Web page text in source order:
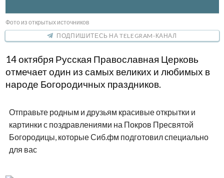
Фото из открытых источников
ПОДПИШИТЕСЬ НА TELEGRAM-КАНАЛ
14 октября Русская Православная Церковь
отмечает один из самых великих и любимых в
народе Богородичных праздников.
Отправьте родным и друзьям красивые открытки и
картинки с поздравлениями на Покров Пресвятой
Богородицы, которые Сиб.фм подготовил специально
для вас